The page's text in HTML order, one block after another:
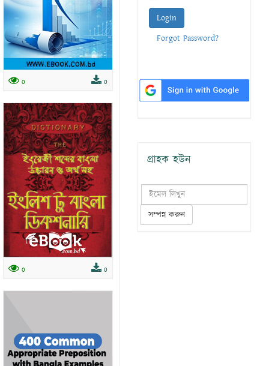
0 0
0 0
Login
Forgot Password?
গ্রাহক হউন
সম্পন্ন করুন